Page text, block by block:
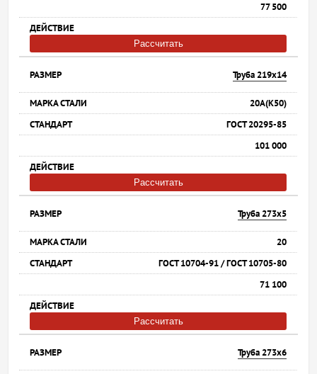
77 500
Рассчитать
Труба 219х14
20А(К50)
ГОСТ 20295-85
101 000
Рассчитать
Труба 273х5
20
ГОСТ 10704-91 / ГОСТ 10705-80
71 100
Рассчитать
Труба 273х6